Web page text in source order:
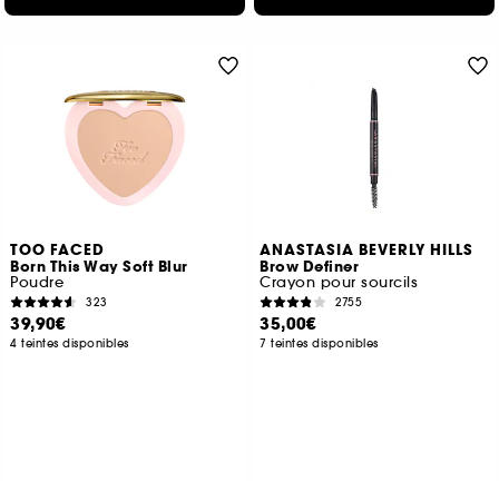
TOO FACED
Born This Way Soft Blur
Poudre
323
39,90€
4 teintes disponibles
ANASTASIA BEVERLY HILLS
Brow Definer
Crayon pour sourcils
2755
35,00€
7 teintes disponibles